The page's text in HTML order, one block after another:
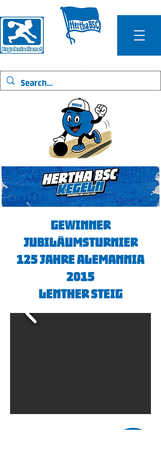
Gewinner
Jubiläumsturnier
125 Jahre Alemannia
2015
Lenther Steig